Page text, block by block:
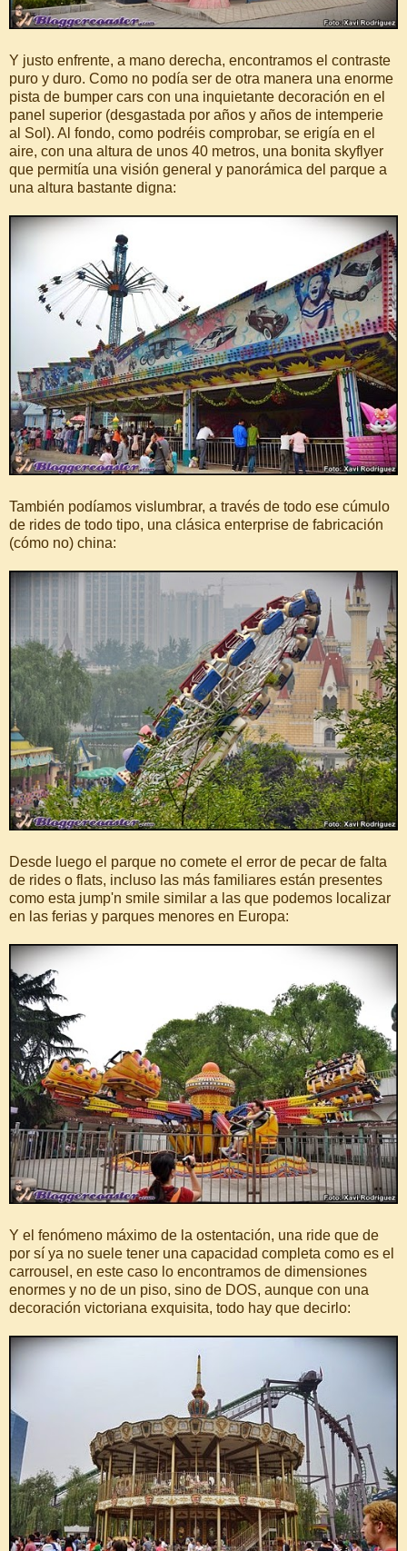
Y justo enfrente, a mano derecha, encontramos el contraste
puro y duro. Como no podía ser de otra manera una enorme
pista de bumper cars con una inquietante decoración en el
panel superior (desgastada por años y años de intemperie
al Sol). Al fondo, como podréis comprobar, se erigía en el
aire, con una altura de unos 40 metros, una bonita skyflyer
que permitía una visión general y panorámica del parque a
una altura bastante digna:
También podíamos vislumbrar, a través de todo ese cúmulo
de rides de todo tipo, una clásica enterprise de fabricación
(cómo no) china:
Desde luego el parque no comete el error de pecar de falta
de rides o flats, incluso las más familiares están presentes
como esta jump'n smile similar a las que podemos localizar
en las ferias y parques menores en Europa:
Y el fenómeno máximo de la ostentación, una ride que de
por sí ya no suele tener una capacidad completa como es el
carrousel, en este caso lo encontramos de dimensiones
enormes y no de un piso, sino de DOS, aunque con una
decoración victoriana exquisita, todo hay que decirlo: